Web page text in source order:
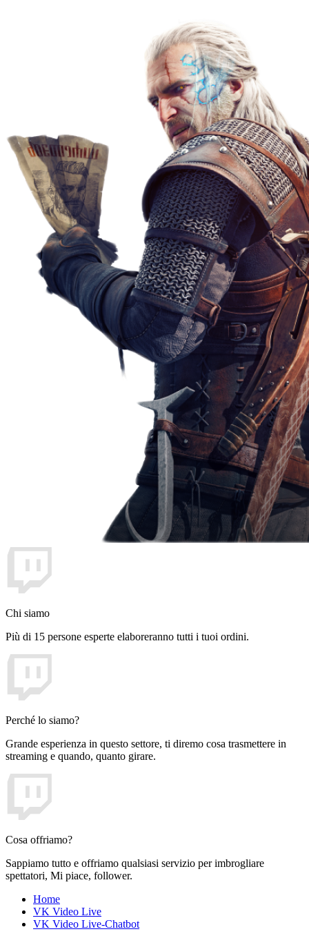
Chi siamo
Più di 15 persone esperte elaboreranno tutti i tuoi ordini.
Perché lo siamo?
Grande esperienza in questo settore, ti diremo cosa trasmettere in
streaming e quando, quanto girare.
Cosa offriamo?
Sappiamo tutto e offriamo qualsiasi servizio per imbrogliare
spettatori, Mi piace, follower.
Home
VK Video Live
VK Video Live-Chatbot